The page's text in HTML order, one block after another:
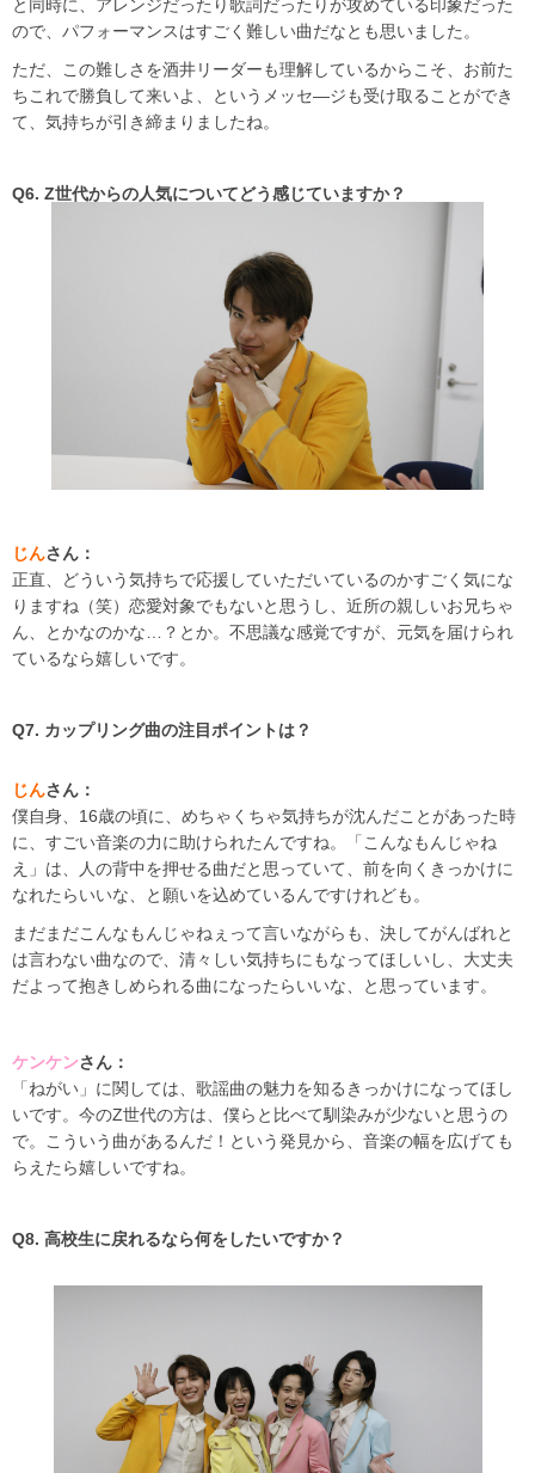
と同時に、アレンジだったり歌詞だったりが攻めている印象だった
ので、パフォーマンスはすごく難しい曲だなとも思いました。
ただ、この難しさを酒井リーダーも理解しているからこそ、お前た
ちこれで勝負して来いよ、というメッセ―ジも受け取ることができ
て、気持ちが引き締まりましたね。
Q6. Z世代からの人気についてどう感じていますか？
じんさん：
正直、どういう気持ちで応援していただいているのかすごく気にな
りますね（笑）恋愛対象でもないと思うし、近所の親しいお兄ちゃ
ん、とかなのかな…？とか。不思議な感覚ですが、元気を届けられ
ているなら嬉しいです。
Q7. カップリング曲の注目ポイントは？
じんさん：
僕自身、16歳の頃に、めちゃくちゃ気持ちが沈んだことがあった時
に、すごい音楽の力に助けられたんですね。「こんなもんじゃね
え」は、人の背中を押せる曲だと思っていて、前を向くきっかけに
なれたらいいな、と願いを込めているんですけれども。
まだまだこんなもんじゃねぇって言いながらも、決してがんばれと
は言わない曲なので、清々しい気持ちにもなってほしいし、大丈夫
だよって抱きしめられる曲になったらいいな、と思っています。
ケンケンさん：
「ねがい」に関しては、歌謡曲の魅力を知るきっかけになってほし
いです。今のZ世代の方は、僕らと比べて馴染みが少ないと思うの
で。こういう曲があるんだ！という発見から、音楽の幅を広げても
らえたら嬉しいですね。
Q8. 高校生に戻れるなら何をしたいですか？